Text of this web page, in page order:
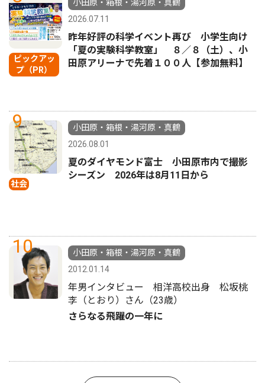
ピックアッ
プ（PR）
小田原・箱根・湯河原・真鶴
2026.07.11
昨年好評の科学イベント再び 小学生向け
「夏の実験科学教室」 ８／８（土）、小
田原アリーナで先着１００人【参加無料】
9
社会
小田原・箱根・湯河原・真鶴
2026.08.01
夏のダイヤモンド富士 小田原市内で撮影
シーズン 2026年は8月11日から
10
小田原・箱根・湯河原・真鶴
2012.01.14
年男インタビュー 相洋高校出身 松坂桃
李（とおり）さん（23歳）
さらなる飛躍の一年に